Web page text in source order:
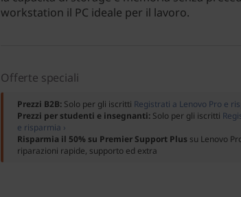
workstation il PC ideale per il lavoro.
Offerte speciali
Prezzi B2B: Solo per gli iscritti Registrati a Lenovo Pro e
Prezzi per studenti e insegnanti: Solo per gli iscritti
e risparmia ›
Risparmia il 50% su Premier Support Plus su Lenovo
riparazioni rapide, supporto ed extra